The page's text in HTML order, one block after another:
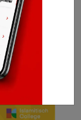
türlü
linki
haberler